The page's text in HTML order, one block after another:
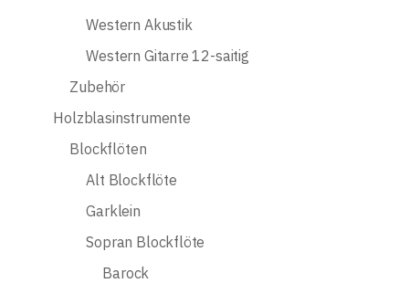
Western Akustik
Western Gitarre 12-saitig
Zubehör
Holzblasinstrumente
Blockflöten
Alt Blockflöte
Garklein
Sopran Blockflöte
Barock